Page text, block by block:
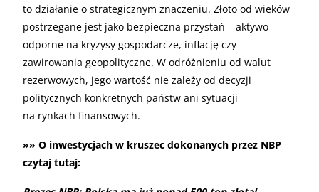
to działanie o strategicznym znaczeniu. Złoto od wieków
postrzegane jest jako bezpieczna przystań – aktywo
odporne na kryzysy gospodarcze, inflację czy
zawirowania geopolityczne. W odróżnieniu od walut
rezerwowych, jego wartość nie zależy od decyzji
politycznych konkretnych państw ani sytuacji
na rynkach finansowych.
»» O inwestycjach w kruszec dokonanych przez NBP
czytaj tutaj: